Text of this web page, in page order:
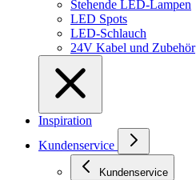
Stehende LED-Lampen
LED Spots
LED-Schlauch
24V Kabel und Zubehör
Inspiration
Kundenservice
Kundenservice